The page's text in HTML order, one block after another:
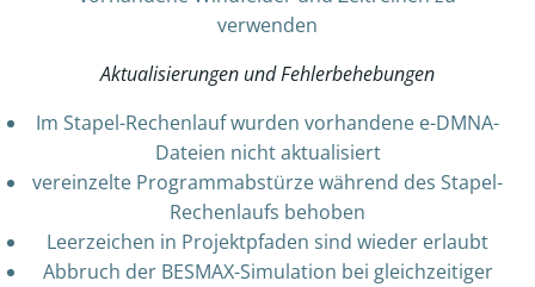
verwenden
Aktualisierungen und Fehlerbehebungen
Im Stapel-Rechenlauf wurden vorhandene e-DMNA-
Dateien nicht aktualisiert
vereinzelte Programmabstürze während des Stapel-
Rechenlaufs behoben
Leerzeichen in Projektpfaden sind wieder erlaubt
Abbruch der BESMAX-Simulation bei gleichzeitiger